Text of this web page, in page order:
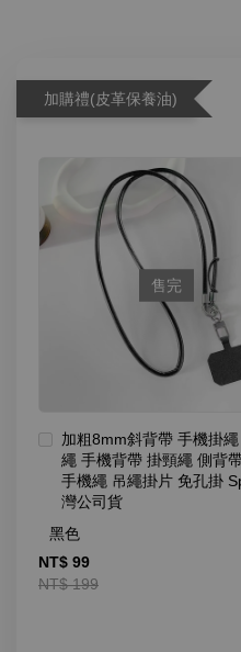
加購禮(皮革保養油)
售完
加粗8mm斜背帶 手機掛繩
繩 手機背帶 掛頸繩 側背
手機繩 吊繩掛片 免孔掛
灣公司貨
NT$ 99
NT$ 199